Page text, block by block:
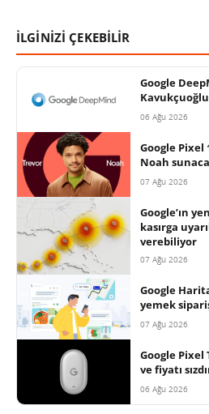
İLGİNİZİ ÇEKEBİLİR
Google
06 Ağu 2026
Google
Noah
07 Ağu 2026
Google’ın
kasırga
verebiliyor
07 Ağu 2026
Google
yemek
07 Ağu 2026
Google
ve fiyatı
06 Ağu 2026